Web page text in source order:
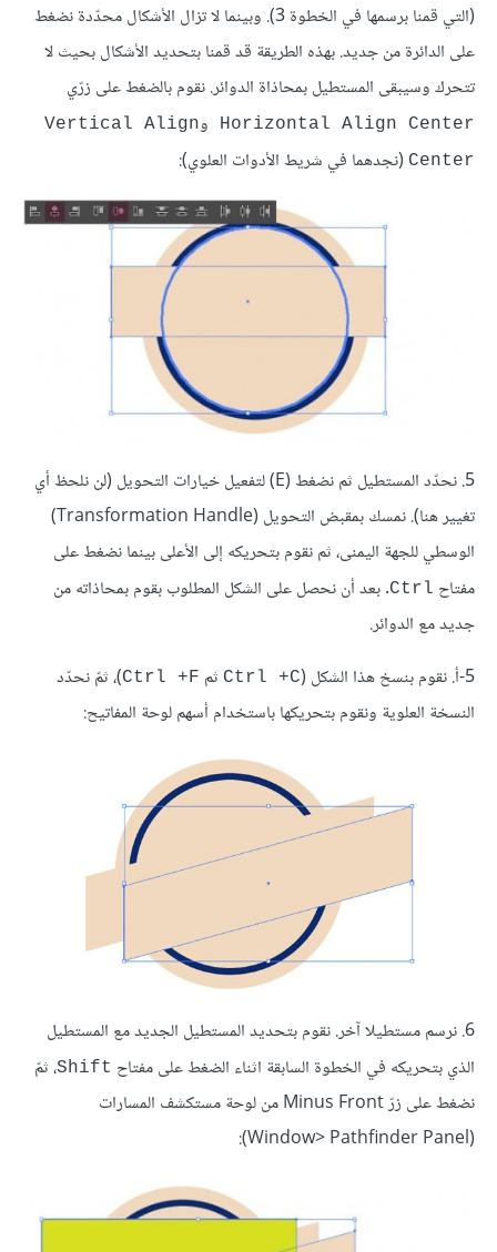
(التي قمنا برسمها في الخطوة 3). وبينما لا تزال الأشكال محدّدة نضغط
على الدائرة من جديد. بهذه الطريقة قد قمنا بتحديد الأشكال بحيث لا
تتحرك وسيبقى المستطيل بمحاذاة الدوائر. نقوم بالضغط على زرّي
Horizontal Align Center وVertical Align
Center (نجدهما في شريط الأدوات العلوي):
5. نحدّد المستطيل ثم نضغط (E) لتفعيل خيارات التحويل (لن نلحظ أي
تغيير هنا). نمسك بمقبض التحويل (Transformation Handle)
الوسطي للجهة اليمنى، ثم نقوم بتحريكه إلى الأعلى بينما نضغط على
مفتاح Ctrl. بعد أن نحصل على الشكل المطلوب بقوم بمحاذاته من
جديد مع الدوائر.
5-أ. نقوم بنسخ هذا الشكل (
Ctrl +C ثم Ctrl +F)، ثمّ نحدّد
النسخة العلوية ونقوم بتحريكها باستخدام أسهم لوحة المفاتيح:
6. نرسم مستطيلا آخر. نقوم بتحديد المستطيل الجديد مع المستطيل
الذي بتحريكه في الخطوة السابقة اثناء الضغط على مفتاح Shift، ثمّ
نضغط على زرّ Minus Front من لوحة مستكشف المسارات
(Window> Pathfinder Panel):